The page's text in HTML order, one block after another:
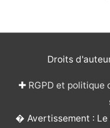
Droits
✚ RGPD et
� Avertissement :